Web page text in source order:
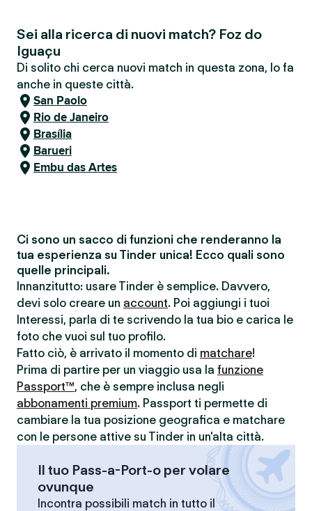
Sei alla ricerca di nuovi match? Foz do
Iguaçu
Di solito chi cerca nuovi match in questa zona, lo fa
anche in queste città.
San Paolo
Rio de Janeiro
Brasília
Barueri
Embu das Artes
Ci sono un sacco di funzioni che renderanno la
tua esperienza su Tinder unica! Ecco quali sono
quelle principali.
Innanzitutto: usare Tinder è semplice. Davvero,
devi solo creare un account. Poi aggiungi i tuoi
Interessi, parla di te scrivendo la tua bio e carica le
foto che vuoi sul tuo profilo.
Fatto ciò, è arrivato il momento di matchare!
Prima di partire per un viaggio usa la funzione
Passport™, che è sempre inclusa negli
abbonamenti premium. Passport ti permette di
cambiare la tua posizione geografica e matchare
con le persone attive su Tinder in un'alta città.
Il tuo Pass-a-Port-o per volare
ovunque
Incontra possibili match in tutto il